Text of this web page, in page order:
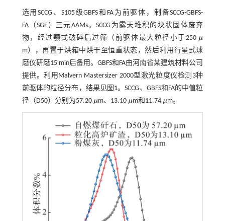
选用SCCG、S105级GBFS和FA为前驱体，制备SCCG-GBFS-
FA（SGF）三元AAMs。SCCG为露天堆积的块状固体废弃
物，经过颚式破碎后过筛（前驱体最大粒径小于250 μ
μ
m），再置于烘箱中烘干至恒重状态，然后利用行星式球
磨仪研磨15 min后备用。GBFS和FA由河南省某建筑材料公司
提供。利用Malvern Mastersizer 2000型激光粒度仪检测3种
前驱体的粒径分布，结果见图1。SCCG、GBFS和FA的中值粒
径（D50）分别为57.20 μ
μm、13.10 μ
μm和11.74 μ
μm。